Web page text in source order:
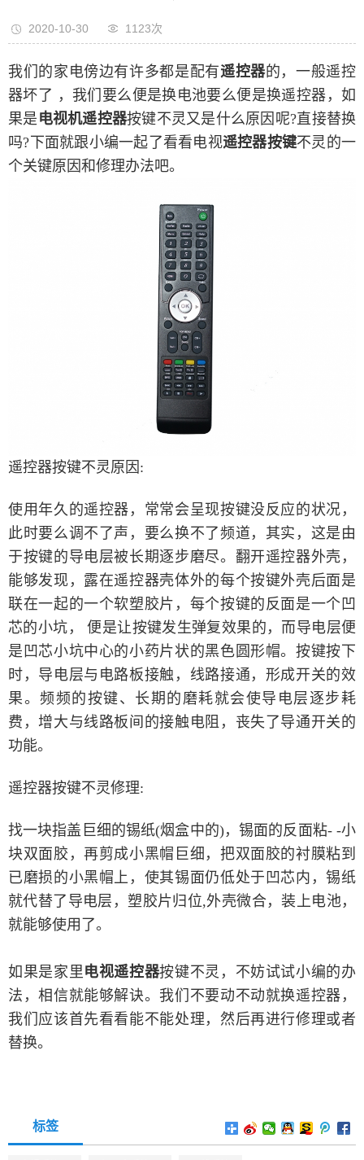
2020-10-30 1123次
我们的家电傍边有许多都是配有遥控器的，一般遥控
器坏了 ，我们要么便是换电池要么便是换遥控器，如
果是 电视机遥控器按键不灵又是什么原因呢?直接替换
吗?下面就跟小编一起了看看电视遥控器按键不灵的一
个关键原因和修理办法吧。
遥控器按键不灵原因:
使用年久的遥控器，常常会呈现按键没反应的状况，
此时要么调不了声，要么换不了频道，其实，这是由
于按键的导电层被长期逐步磨尽。翻开遥控器外壳，
能够发现，露在遥控器壳体外的每个按键外壳后面是
联在一起的一个软塑胶片，每个按键的反面是一个凹
芯的小坑， 便是让按键发生弹复效果的，而导电层便
是凹芯小坑中心的小药片状的黑色圆形帽。按键按下
时，导电层与电路板接触，线路接通，形成开关的效
果。频频的按键、长期的磨耗就会使导电层逐步耗
费，增大与线路板间的接触电阻，丧失了导通开关的
功能。
遥控器按键不灵修理:
找一块指盖巨细的锡纸(烟盒中的)，锡面的反面粘- -小
块双面胶，再剪成小黑帽巨细，把双面胶的衬膜粘到
已磨损的小黑帽上，使其锡面仍低处于凹芯内，锡纸
就代替了导电层，塑胶片归位,外壳微合，装上电池，
就能够使用了。
如果是家里 电视遥控器按键不灵，不妨试试小编的办
法，相信就能够解诀。我们不要动不动就换遥控器，
我们应该首先看看能不能处理，然后再进行修理或者
替换。
标签